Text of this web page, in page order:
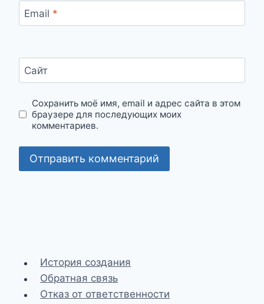
Email *
Сайт
Сохранить моё имя, email и адрес сайта в этом
браузере для последующих моих
комментариев.
История создания
Обратная связь
Отказ от ответственности